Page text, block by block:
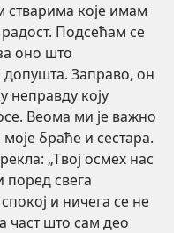
које имам
Подсећам се
оно што
Заправо, он
неправду коју
Веома ми је важно
браће и сестара.
„Твој осмех нас
свега
и ничега се не
част што сам део